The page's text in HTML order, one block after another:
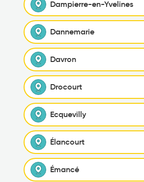
Dampierre-en-Yvelines
Dannemarie
Davron
Drocourt
Ecquevilly
Élancourt
Émancé